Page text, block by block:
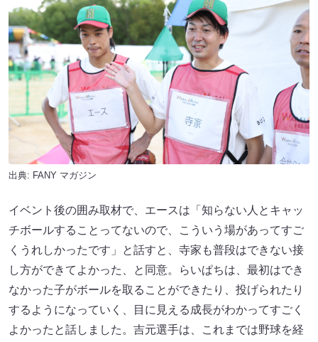
出典: FANY マガジン
イベント後の囲み取材で、エースは「知らない人とキャッ
チボールすることってないので、こういう場があってすご
くうれしかったです」と話すと、寺家も普段はできない接
し方ができてよかった、と同意。らいぱちは、最初はでき
なかった子がボールを取ることができたり、投げられたり
するようになっていく、目に見える成長がわかってすごく
よかったと話しました。吉元選手は、これまでは野球を経